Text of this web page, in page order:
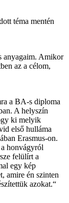
téma mentén
anyagaim. Amikor
az a célom,
a BA-s diploma
A helyszín
ki melyik
első hulláma
Erasmus-on.
honvágyról
felülírt a
egy kép
amire én szinten
azokat.“